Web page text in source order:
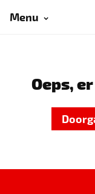
Menu
Oeps,